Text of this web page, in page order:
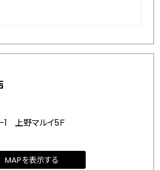
上野マルイ5Ｆ
MAPを表示する